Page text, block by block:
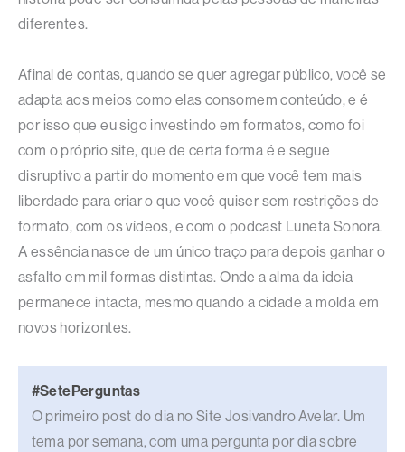
diferentes.
Afinal de contas, quando se quer agregar público, você se
adapta aos meios como elas consomem conteúdo, e é
por isso que eu sigo investindo em formatos, como foi
com o próprio site, que de certa forma é e segue
disruptivo a partir do momento em que você tem mais
liberdade para criar o que você quiser sem restrições de
formato, com os vídeos, e com o podcast Luneta Sonora.
A essência nasce de um único traço para depois ganhar o
asfalto em mil formas distintas. Onde a alma da ideia
permanece intacta, mesmo quando a cidade a molda em
novos horizontes.
#SetePerguntas
O primeiro post do dia no Site Josivandro Avelar. Um
tema por semana, com uma pergunta por dia sobre